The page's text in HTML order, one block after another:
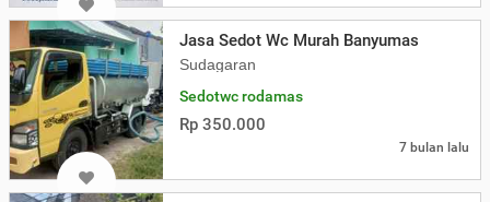
Jasa Sedot Wc Murah Banyumas
Sudagaran
Sedotwc rodamas
Rp 350.000
7 bulan lalu